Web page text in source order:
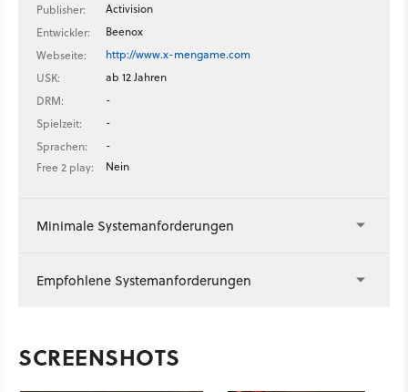
Publisher:
Activision
Entwickler:
Beenox
Webseite:
http://www.x-mengame.com
USK:
ab 12 Jahren
DRM:
-
Spielzeit:
-
Sprachen:
-
Free 2 play:
Nein
Minimale Systemanforderungen
Empfohlene Systemanforderungen
SCREENSHOTS